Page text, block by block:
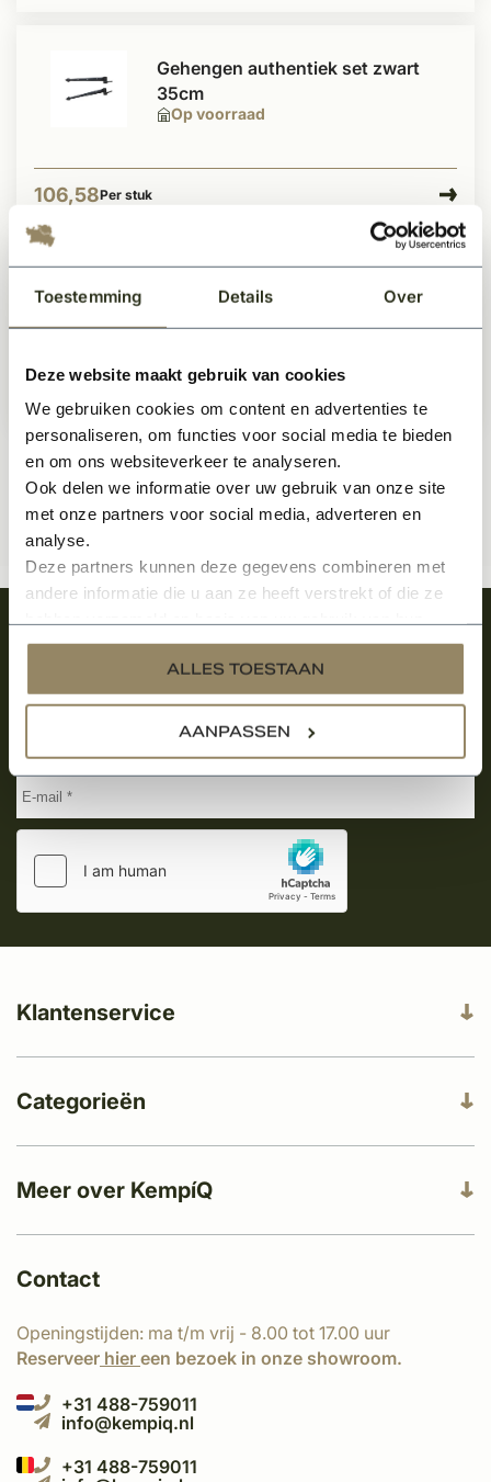
Toestemming Details Over
Deze website maakt gebruik van cookies
We gebruiken cookies om content en advertenties te
personaliseren, om functies voor social media te bieden
en om ons websiteverkeer te analyseren.
Ook delen we informatie over uw gebruik van onze site
met onze partners voor social media, adverteren en
analyse.
Deze partners kunnen deze gegevens combineren met
andere informatie die u aan ze heeft verstrekt of die ze
services.
ALLES TOESTAAN
AANPASSEN
Op voorraad
Gehengen authentiek set zwart
35cm
106,58Per stuk
complete set zwart
189,-Per stuk
Meld je aan en ontvang het laatste nieuws
over onze kempische bouwstijl!
Aanmelden voor de nieuwsbrief
Meer over KempíQ
Klantenservice
Categorieën
Contact
Openingstijden: ma t/m vrij - 8.00 tot 17.00 uur
Reserveer hier een bezoek in onze showroom.
+31 488-759011
info@kempiq.nl
+31 488-759011